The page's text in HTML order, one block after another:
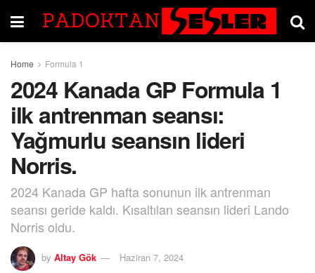
Home Formula 1
2024 Kanada GP Formula 1
ilk antrenman seansı:
Yağmurlu seansın lideri
Norris.
2024 Kanada GP hafta sonunun ilk antrenman
seansı geride kaldı. Kısaltılan seansın lideri Lando
Norris oldu.
by Altay Gök Haziran 7, 2024